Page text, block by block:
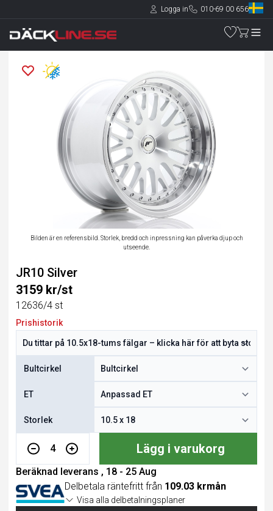
Logga in 010-69 00 656
Bilden är en referensbild. Storlek, bredd och inpressning kan påverka djup och
utseende.
JR10 Silver
3159 kr/st
12636/4 st
Prishistorik
Bultcirkel
ET
Storlek
4 Lägg i varukorg
Beräknad leverans , 18 - 25 Aug
Delbetala räntefritt från 109.03 krmån
Visa alla delbetalningsplaner